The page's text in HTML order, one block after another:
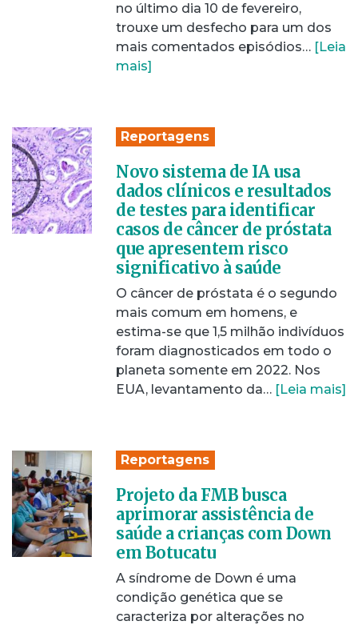
no último dia 10 de fevereiro,
trouxe um desfecho para um dos
mais comentados episódios… [Leia
mais]
Reportagens
Novo sistema de IA usa
dados clínicos e resultados
de testes para identificar
casos de câncer de próstata
que apresentem risco
significativo à saúde
O câncer de próstata é o segundo
mais comum em homens, e
estima-se que 1,5 milhão indivíduos
foram diagnosticados em todo o
planeta somente em 2022. Nos
EUA, levantamento da… [Leia mais]
Reportagens
Projeto da FMB busca
aprimorar assistência de
saúde a crianças com Down
em Botucatu
A síndrome de Down é uma
condição genética que se
caracteriza por alterações no